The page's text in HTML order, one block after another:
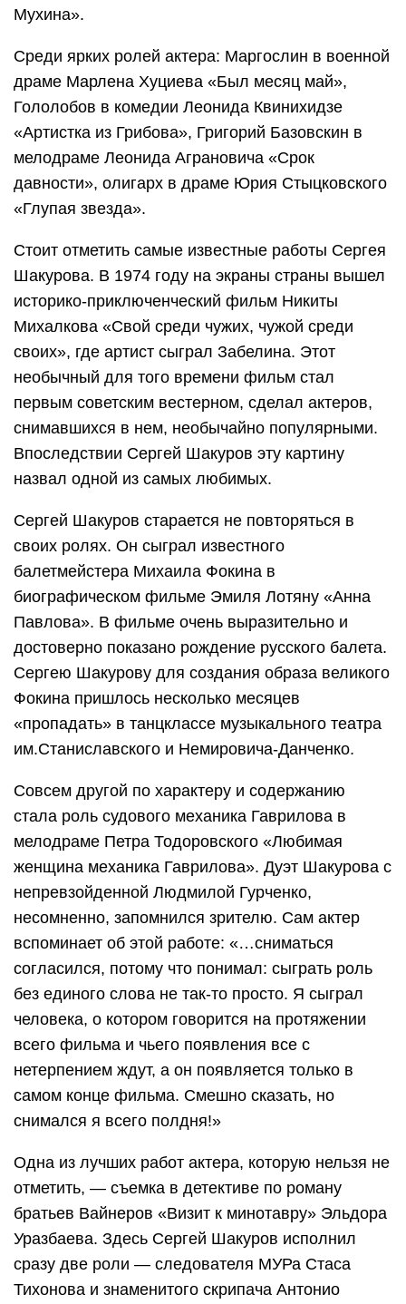
Мухина».
Среди ярких ролей актера: Маргослин в военной
драме Марлена Хуциева «Был месяц май»,
Гололобов в комедии Леонида Квинихидзе
«Артистка из Грибова», Григорий Базовскин в
мелодраме Леонида Аграновича «Срок
давности», олигарх в драме Юрия Стыцковского
«Глупая звезда».
Стоит отметить самые известные работы Сергея
Шакурова. В 1974 году на экраны страны вышел
историко-приключенческий фильм Никиты
Михалкова «Свой среди чужих, чужой среди
своих», где артист сыграл Забелина. Этот
необычный для того времени фильм стал
первым советским вестерном, сделал актеров,
снимавшихся в нем, необычайно популярными.
Впоследствии Сергей Шакуров эту картину
назвал одной из самых любимых.
Сергей Шакуров старается не повторяться в
своих ролях. Он сыграл известного
балетмейстера Михаила Фокина в
биографическом фильме Эмиля Лотяну «Анна
Павлова». В фильме очень выразительно и
достоверно показано рождение русского балета.
Сергею Шакурову для создания образа великого
Фокина пришлось несколько месяцев
«пропадать» в танцклассе музыкального театра
им.Станиславского и Немировича-Данченко.
Совсем другой по характеру и содержанию
стала роль судового механика Гаврилова в
мелодраме Петра Тодоровского «Любимая
женщина механика Гаврилова». Дуэт Шакурова с
непревзойденной Людмилой Гурченко,
несомненно, запомнился зрителю. Сам актер
вспоминает об этой работе: «…сниматься
согласился, потому что понимал: сыграть роль
без единого слова не так-то просто. Я сыграл
человека, о котором говорится на протяжении
всего фильма и чьего появления все с
нетерпением ждут, а он появляется только в
самом конце фильма. Смешно сказать, но
снимался я всего полдня!»
Одна из лучших работ актера, которую нельзя не
отметить, — съемка в детективе по роману
братьев Вайнеров «Визит к минотавру» Эльдора
Уразбаева. Здесь Сергей Шакуров исполнил
сразу две роли — следователя МУРа Стаса
Тихонова и знаменитого скрипача Антонио